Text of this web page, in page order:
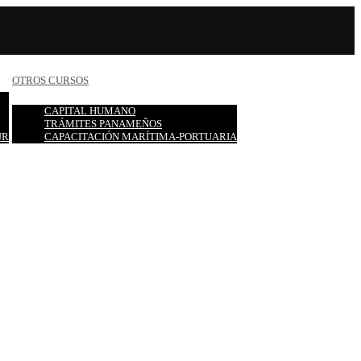
OTROS CURSOS
CAPITAL HUMANO
TRÁMITES PANAMEÑOS
CAPACITACIÓN MARÍTIMA-PORTUARIA